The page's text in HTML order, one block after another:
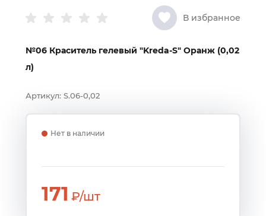
В избранное
№06 Краситель гелевый "Kreda-S" Оранж (0,02
л)
Артикул: S.06-0,02
Нет в наличии
171₽/шт